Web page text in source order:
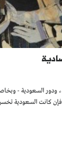
ودور السعودية -